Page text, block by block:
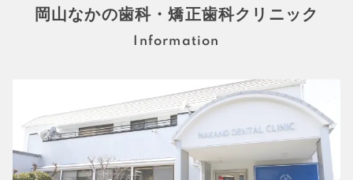
岡山なかの歯科・矯正歯科クリニック
Information